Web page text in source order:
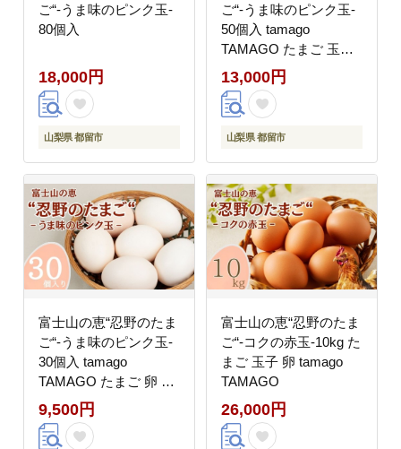
ご“‐うま味のピンク玉‐
80個入
18,000円
山梨県 都留市
ご“‐うま味のピンク玉‐
50個入 tamago
TAMAGO たまご 玉
子 卵
13,000円
山梨県 都留市
富士山の恵“忍野のたま
ご“‐うま味のピンク玉‐
30個入 tamago
TAMAGO たまご 卵 玉
子
9,500円
富士山の恵“忍野のたま
ご“‐コクの赤玉‐10kg た
まご 玉子 卵 tamago
TAMAGO
26,000円